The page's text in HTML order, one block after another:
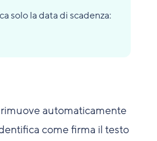
solo la data di scadenza:
automaticamente
come firma il testo